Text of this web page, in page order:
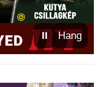
⏸ Hang